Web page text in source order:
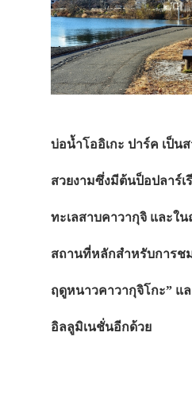
บ่อน้ำโออิเกะ ปาร์ค เป็น
สวยงามซึ่งมีต้นป็อปลาร์เ
ทะเลสาบคาวากุจิ และใ
สถานที่หลักสำหรับการช
ฤดูหนาวคาวากุจิโกะ” แ
อิลลูมิเนชั่นอีกด้วย